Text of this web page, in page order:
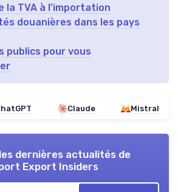
la TVA à l'importation
douanières dans les pays
publics pour vous
Claude Mistral
dernières actualités de
Export Insiders